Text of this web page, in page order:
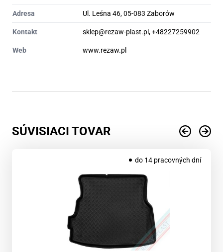
Adresa Ul. Leśna 46, 05-083 Zaborów
Kontakt sklep@rezaw-plast.pl, +48227259902
Web www.rezaw.pl
SÚVISIACI TOVAR
do 14 pracovných dní